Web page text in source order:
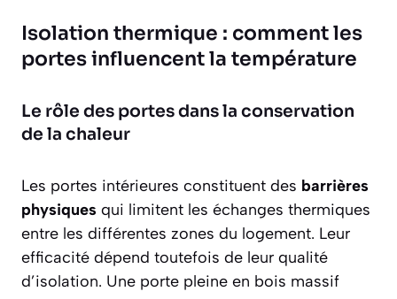
Isolation thermique : comment les
portes influencent la température
Le rôle des portes dans la conservation
de la chaleur
Les portes intérieures constituent des barrières
physiques qui limitent les échanges thermiques
entre les différentes zones du logement. Leur
efficacité dépend toutefois de leur qualité
d’isolation. Une porte pleine en bois massif